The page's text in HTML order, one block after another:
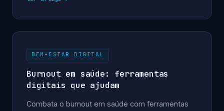
BEM-ESTAR DIGITAL
Burnout em saúde: ferramentas
digitais que ajudam
Combata o burnout em saúde com ferramentas